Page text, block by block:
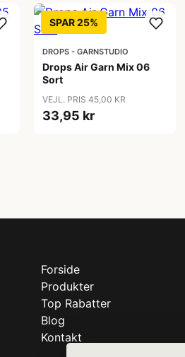
SPAR 25%
DROPS - GARNSTUDIO
Drops Air Garn Mix 06
Sort
VEJL. PRIS 45,00 KR
33,95 kr
Forside
Produkter
Top Rabatter
Blog
Kontakt